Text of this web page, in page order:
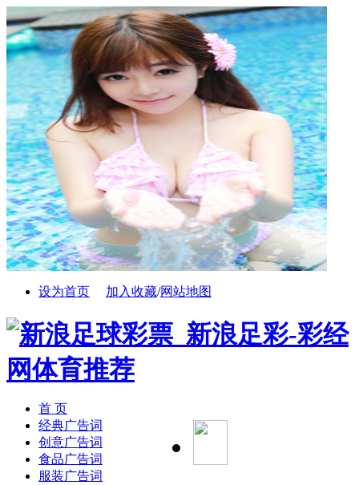
设为首页 加入收藏/网站地图
首 页
经典广告词
创意广告词
食品广告词
服装广告词